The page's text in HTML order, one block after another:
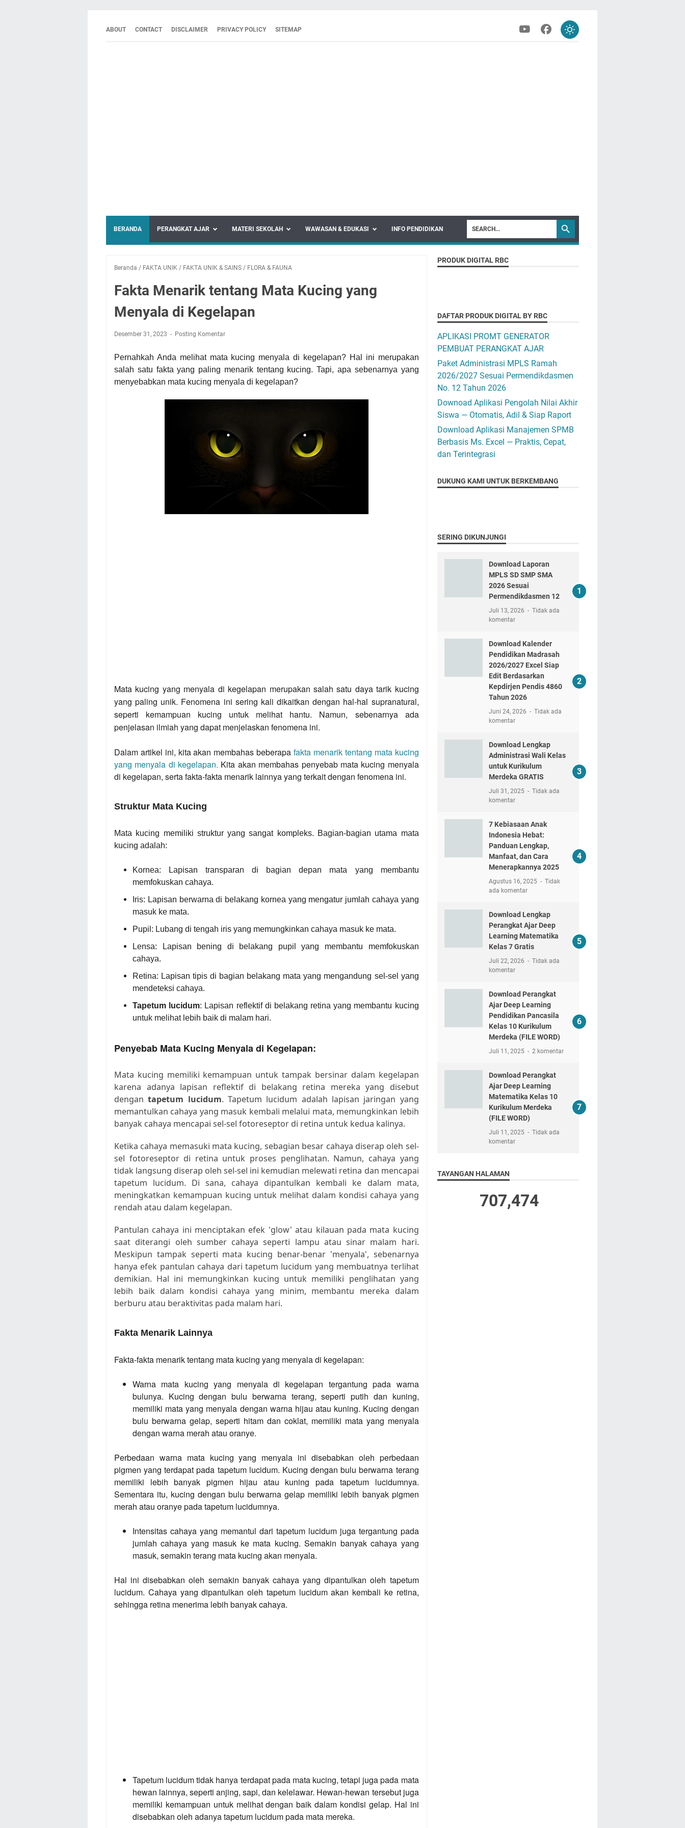
ABOUT CONTACT DISCLAIMER PRIVACY POLICY SITEMAP
BERANDA PERANGKAT AJAR MATERI SEKOLAH WAWASAN & EDUKASI INFO PENDIDIKAN
Beranda / FAKTA UNIK / FAKTA UNIK & SAINS / FLORA & FAUNA
Fakta Menarik tentang Mata Kucing yang
Menyala di Kegelapan
Desember 31, 2023 Posting Komentar
Pernahkah Anda melihat mata kucing menyala di kegelapan? Hal ini merupakan
salah satu fakta yang paling menarik tentang kucing. Tapi, apa sebenarnya yang
menyebabkan mata kucing menyala di kegelapan?
Mata kucing yang menyala di kegelapan merupakan salah satu daya tarik kucing
yang paling unik. Fenomena ini sering kali dikaitkan dengan hal-hal supranatural,
seperti kemampuan kucing untuk melihat hantu. Namun, sebenarnya ada
penjelasan ilmiah yang dapat menjelaskan fenomena ini.
Dalam artikel ini, kita akan membahas beberapafakta menarik tentang mata kucing
yang menyala di kegelapan. Kita akan membahas penyebab mata kucing menyala
di kegelapan, serta fakta-fakta menarik lainnya yang terkait dengan fenomena ini.
Struktur Mata Kucing
Mata kucing memiliki struktur yang sangat kompleks. Bagian-bagian utama mata
kucing adalah:
Kornea: Lapisan transparan di bagian depan mata yang membantu
memfokuskan cahaya.
Iris: Lapisan berwarna di belakang kornea yang mengatur jumlah cahaya yang
masuk ke mata.
Pupil: Lubang di tengah iris yang memungkinkan cahaya masuk ke mata.
Lensa: Lapisan bening di belakang pupil yang membantu memfokuskan
cahaya.
Retina: Lapisan tipis di bagian belakang mata yang mengandung sel-sel yang
mendeteksi cahaya.
Tapetum lucidum: Lapisan reflektif di belakang retina yang membantu kucing
untuk melihat lebih baik di malam hari.
Penyebab Mata Kucing Menyala di Kegelapan:
Mata kucing memiliki kemampuan untuk tampak bersinar dalam kegelapan
karena adanya lapisan reflektif di belakang retina mereka yang disebut
dengantapetum lucidum. Tapetum lucidum adalah lapisan jaringan yang
memantulkan cahaya yang masuk kembali melalui mata, memungkinkan lebih
banyak cahaya mencapai sel-sel fotoreseptor di retina untuk kedua kalinya.
Ketika cahaya memasuki mata kucing, sebagian besar cahaya diserap oleh sel-
sel fotoreseptor di retina untuk proses penglihatan. Namun, cahaya yang
tidak langsung diserap oleh sel-sel ini kemudian melewati retina dan mencapai
tapetum lucidum. Di sana, cahaya dipantulkan kembali ke dalam mata,
meningkatkan kemampuan kucing untuk melihat dalam kondisi cahaya yang
rendah atau dalam kegelapan.
Pantulan cahaya ini menciptakan efek 'glow' atau kilauan pada mata kucing
saat diterangi oleh sumber cahaya seperti lampu atau sinar malam hari.
Meskipun tampak seperti mata kucing benar-benar 'menyala', sebenarnya
hanya efek pantulan cahaya dari tapetum lucidum yang membuatnya terlihat
demikian. Hal ini memungkinkan kucing untuk memiliki penglihatan yang
lebih baik dalam kondisi cahaya yang minim, membantu mereka dalam
berburu atau beraktivitas pada malam hari.
Fakta Menarik Lainnya
Fakta-fakta menarik tentang mata kucing yang menyala di kegelapan:
Warna mata kucing yang menyala di kegelapan tergantung pada warna
bulunya. Kucing dengan bulu berwarna terang, seperti putih dan kuning,
memiliki mata yang menyala dengan warna hijau atau kuning. Kucing dengan
bulu berwarna gelap, seperti hitam dan coklat, memiliki mata yang menyala
dengan warna merah atau oranye.
Perbedaan warna mata kucing yang menyala ini disebabkan oleh perbedaan
pigmen yang terdapat pada tapetum lucidum. Kucing dengan bulu berwarna terang
memiliki lebih banyak pigmen hijau atau kuning pada tapetum lucidumnya.
Sementara itu, kucing dengan bulu berwarna gelap memiliki lebih banyak pigmen
merah atau oranye pada tapetum lucidumnya.
Intensitas cahaya yang memantul dari tapetum lucidum juga tergantung pada
jumlah cahaya yang masuk ke mata kucing. Semakin banyak cahaya yang
masuk, semakin terang mata kucing akan menyala.
Hal ini disebabkan oleh semakin banyak cahaya yang dipantulkan oleh tapetum
lucidum. Cahaya yang dipantulkan oleh tapetum lucidum akan kembali ke retina,
sehingga retina menerima lebih banyak cahaya.
Tapetum lucidum tidak hanya terdapat pada mata kucing, tetapi juga pada mata
hewan lainnya, seperti anjing, sapi, dan kelelawar. Hewan-hewan tersebut juga
memiliki kemampuan untuk melihat dengan baik dalam kondisi gelap. Hal ini
disebabkan oleh adanya tapetum lucidum pada mata mereka.
PRODUK DIGITAL RBC
DAFTAR PRODUK DIGITAL BY RBC
APLIKASI PROMT GENERATOR
PEMBUAT PERANGKAT AJAR
Paket Administrasi MPLS Ramah
2026/2027 Sesuai Permendikdasmen
No. 12 Tahun 2026
Downoad Aplikasi Pengolah Nilai Akhir
Siswa — Otomatis, Adil & Siap Raport
Download Aplikasi Manajemen SPMB
Berbasis Ms. Excel — Praktis, Cepat,
dan Terintegrasi
DUKUNG KAMI UNTUK BERKEMBANG
SERING DIKUNJUNGI
Download Laporan
MPLS SD SMP SMA
2026 Sesuai
Permendikdasmen 12
Juli 13, 2026
Tidak ada
komentar
Download Kalender
Pendidikan Madrasah
2026/2027 Excel Siap
Edit Berdasarkan
Kepdirjen Pendis 4860
Tahun 2026
Juni 24, 2026
Tidak ada
komentar
Download Lengkap
Administrasi Wali Kelas
untuk Kurikulum
Merdeka GRATIS
Juli 31, 2025
Tidak ada
komentar
7 Kebiasaan Anak
Indonesia Hebat:
Panduan Lengkap,
Manfaat, dan Cara
Menerapkannya 2025
Agustus 16, 2025
Tidak
ada komentar
Download Lengkap
Perangkat Ajar Deep
Learning Matematika
Kelas 7 Gratis
Juli 22, 2026
Tidak ada
komentar
Download Perangkat
Ajar Deep Learning
Pendidikan Pancasila
Kelas 10 Kurikulum
Merdeka (FILE WORD)
Juli 11, 2025 2 komentar
Download Perangkat
Ajar Deep Learning
Matematika Kelas 10
Kurikulum Merdeka
(FILE WORD)
Juli 11, 2025
Tidak ada
komentar
TAYANGAN HALAMAN
707,474